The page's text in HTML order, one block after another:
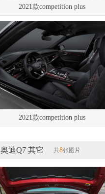
2021款competition plus
2021款competition plus
奥迪Q7 其它 共8张图片